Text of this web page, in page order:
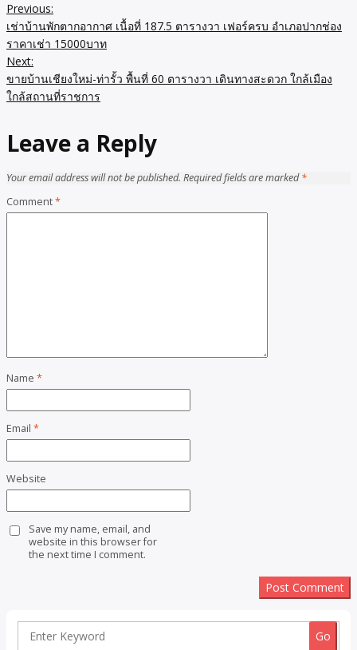
Post
navigation
Previous:
เช่าบ้านพักตากอากาศ เนื้อที่ 187.5 ตารางวา เฟอร์ครบ อำเภอปากช่อง
ราคาเช่า 15000บาท
Next:
ขายบ้านเชียงใหม่-ท่ารั้ว พื้นที่ 60 ตารางวา เดินทางสะดวก ใกล้เมือง
ใกล้สถานที่ราชการ
Leave a Reply
Your email address will not be published. Required fields are marked*
Comment*
Name *
Email *
Website
Save my name, email, and
website in this browser for
the next time I comment.
Search